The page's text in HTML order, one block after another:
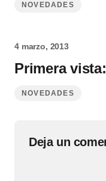
NOVEDADES
4 marzo, 2013
Primera
NOVEDADES
Deja un